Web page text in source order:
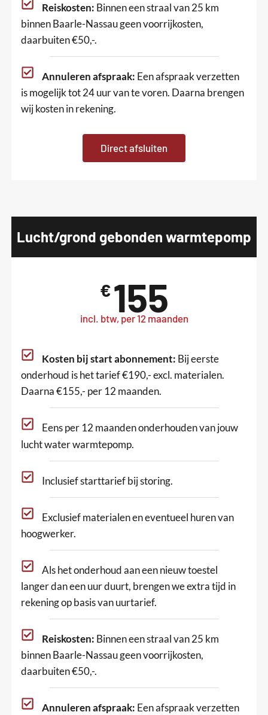
Reiskosten: Binnen een straal van 25 km
binnen Baarle-Nassau geen voorrijkosten,
daarbuiten €50,-.
Annuleren afspraak: Een afspraak verzetten
is mogelijk tot 24 uur van te voren. Daarna brengen
wij kosten in rekening.
Direct afsluiten
Lucht/grond gebonden warmtepomp
€155
incl. btw, per 12 maanden
Kosten bij start abonnement: Bij eerste
onderhoud is het tarief €190,- excl. materialen.
Daarna €155,- per 12 maanden.
Eens per 12 maanden onderhouden van jouw
lucht water warmtepomp.
Inclusief starttarief bij storing.
Exclusief materialen en eventueel huren van
hoogwerker.
Als het onderhoud aan een nieuw toestel
langer dan een uur duurt, brengen we extra tijd in
rekening op basis van uurtarief.
Reiskosten: Binnen een straal van 25 km
binnen Baarle-Nassau geen voorrijkosten,
daarbuiten €50,-.
Annuleren afspraak: Een afspraak verzetten